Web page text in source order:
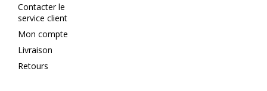
Contacter le
service client
Mon compte
Livraison
Retours